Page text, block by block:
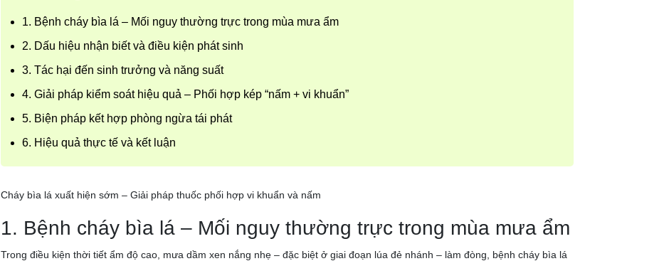
1. Bệnh cháy bìa lá – Mối nguy thường trực trong mùa mưa ẩm
2. Dấu hiệu nhận biết và điều kiện phát sinh
3. Tác hại đến sinh trưởng và năng suất
4. Giải pháp kiểm soát hiệu quả – Phối hợp kép “nấm + vi khuẩn”
5. Biện pháp kết hợp phòng ngừa tái phát
6. Hiệu quả thực tế và kết luận
Cháy bìa lá xuất hiện sớm – Giải pháp thuốc phối hợp vi khuẩn và nấm
1. Bệnh cháy bìa lá – Mối nguy thường trực trong mùa mưa ẩm
Trong điều kiện thời tiết ẩm độ cao, mưa dầm xen nắng nhẹ – đặc biệt ở giai đoạn lúa đẻ nhánh – làm đòng, bệnh cháy bìa lá